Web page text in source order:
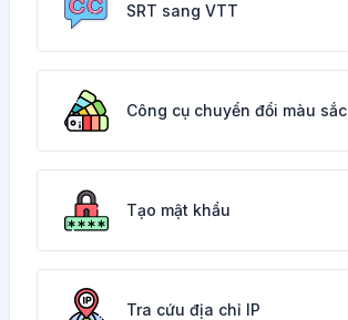
SRT sang VTT
Công cụ chuyển đổi màu sắc
Tạo mật khẩu
Tra cứu địa chỉ IP